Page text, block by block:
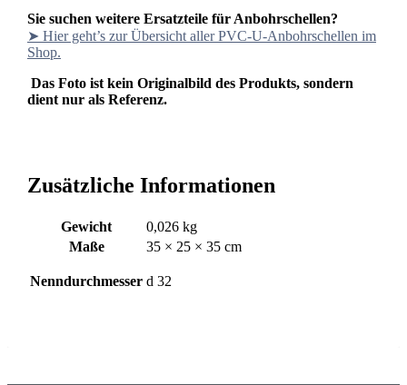
Sie suchen weitere Ersatzteile für Anbohrschellen?
➤ Hier geht’s zur Übersicht aller PVC-U-Anbohrschellen im
Shop.
Das Foto ist kein Originalbild des Produkts, sondern
dient nur als Referenz.
Zusätzliche Informationen
Gewicht
0,026 kg
Maße
35 × 25 × 35 cm
Nenndurchmesser d 32